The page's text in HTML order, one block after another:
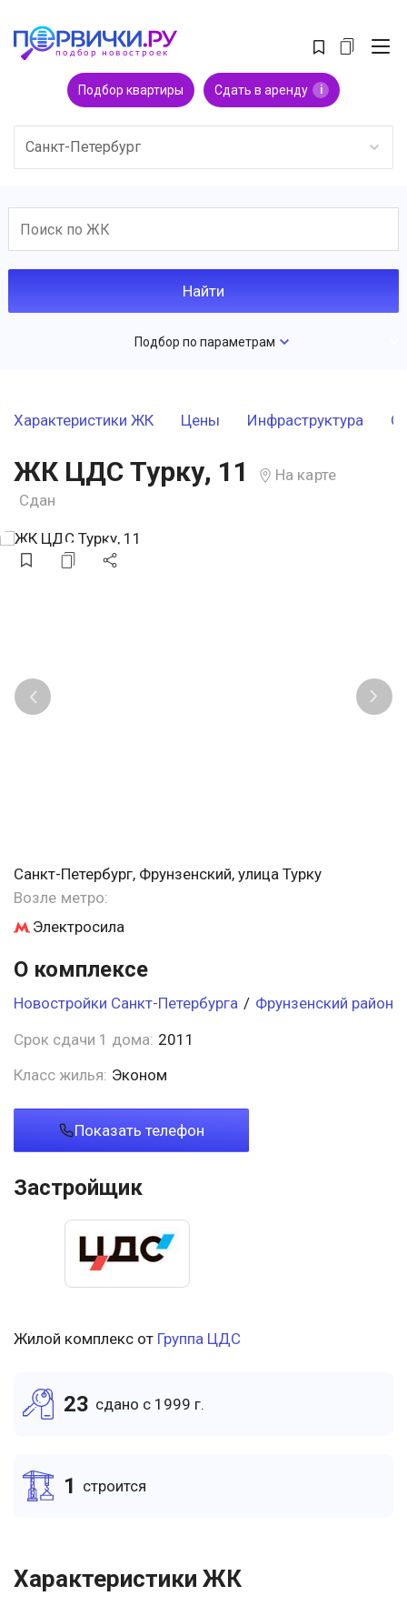
Подбор квартиры Сдать в аренду i
Санкт-Петербург
Подбор по параметрам
Характеристики ЖК Цены Инфраструктура
ЖК ЦДС Турку, 11
На карте
Сдан
Санкт-Петербург, Фрунзенский, улица Турку
Возле метро:
Электросила
О комплексе
Новостройки Санкт-Петербурга / Фрунзенский район
Срок сдачи 1 дома: 2011
Класс жилья: Эконом
Показать телефон
Застройщик
Жилой комплекс от Группа ЦДС
23 cдано c 1999 г.
1 cтроится
Характеристики ЖК